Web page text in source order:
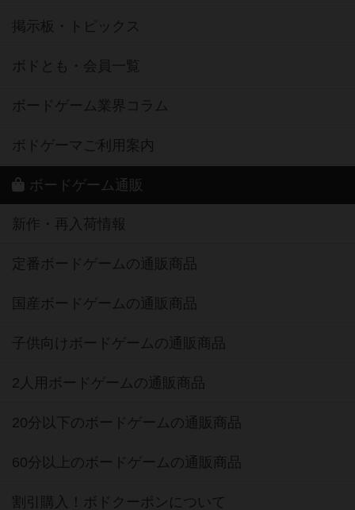
掲示板・トピックス
ボドとも・会員一覧
ボードゲーム業界コラム
ボドゲーマご利用案内
ボードゲーム通販
新作・再入荷情報
定番ボードゲームの通販商品
国産ボードゲームの通販商品
子供向けボードゲームの通販商品
2人用ボードゲームの通販商品
20分以下のボードゲームの通販商品
60分以上のボードゲームの通販商品
割引購入！ボドクーポンについて